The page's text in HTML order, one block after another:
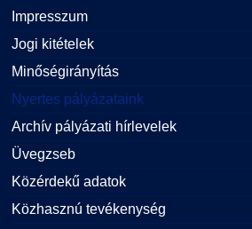
Impresszum
Jogi kitételek
Minőségirányítás
Nyertes pályázataink
Archív pályázati hírlevelek
Üvegzseb
Közérdekű adatok
Közhasznú tevékenység